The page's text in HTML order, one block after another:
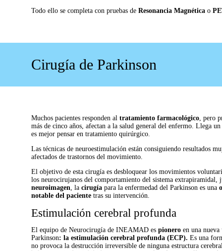
Todo ello se completa con pruebas deResonancia Magnética o
Cirugía de Parkinson
Muchos pacientes responden altratamiento farmacológico , pero
más de cinco años, afectan a la salud general del enfermo. Llega
es mejor pensar en tratamiento quirúrgico.
Las técnicas de neuroestimulación están consiguiendo resultados
afectados de trastornos del movimiento.
El objetivo de esta cirugía es desbloquear los movimientos
los neurocirujanos del comportamiento del sistema extrapiramidal,
neuroimagen , lacirugía para la enfermedad del Parkinson es una
notable del paciente tras su intervención.
Estimulación cerebral profunda
El equipo de Neurocirugía de INEAMAD espionero en una
Parkinson: la estimulación cerebral profunda (ECP). Es una
no provoca la destrucción irreversible de ninguna estructura